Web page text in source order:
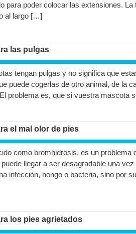
para poder colocar las extensiones.
al largo […]
las pulgas
tengan pulgas y no significa que
puede cogerlas de otro animal, de la
problema es, que si vuestra mascota
el mal olor de pies
como bromhidrosis, es un problema
llegar a ser desagradable una
infección, hongo o bacteria, sino por
los pies agrietados